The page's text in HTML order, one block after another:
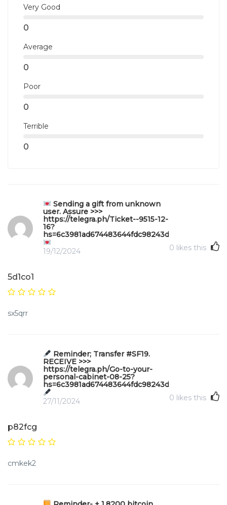
Very Good
0
Average
0
Poor
0
Terrible
0
Sending a gift from unknown
user. Assure >>>
https://telegra.ph/Ticket--9515-12-
16?
hs=6c3981ad674483644fdc98243d64f455&
19/12/2024
0 likes this
5d1co1
sx5qrr
Reminder; Transfer #SF19.
RECEIVE >>>
https://telegra.ph/Go-to-your-
personal-cabinet-08-25?
hs=6c3981ad674483644fdc98243d64f455&
27/11/2024
0 likes this
p82fcg
cmkek2